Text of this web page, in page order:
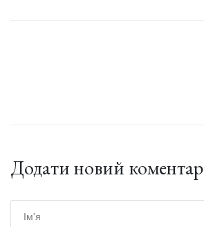
Додати новий коментар